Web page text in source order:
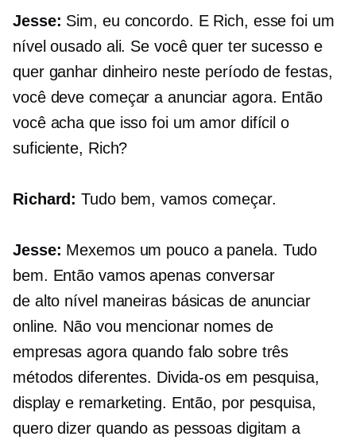
Jesse: Sim, eu concordo. E Rich, esse foi um
nível ousado ali. Se você quer ter sucesso e
quer ganhar dinheiro neste período de festas,
você deve começar a anunciar agora. Então
você acha que isso foi um amor difícil o
suficiente, Rich?
Richard: Tudo bem, vamos começar.
Jesse: Mexemos um pouco a panela. Tudo
bem. Então vamos apenas conversar
de alto nível maneiras básicas de anunciar
online. Não vou mencionar nomes de
empresas agora quando falo sobre três
métodos diferentes. Divida-os em pesquisa,
display e remarketing. Então, por pesquisa,
quero dizer quando as pessoas digitam a